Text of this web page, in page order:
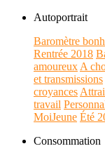
Autoportrait
Baromètre
Rentrée 2018
amoureux A
et transmissions
croyances
travail
MoiJeune Été
Consommation